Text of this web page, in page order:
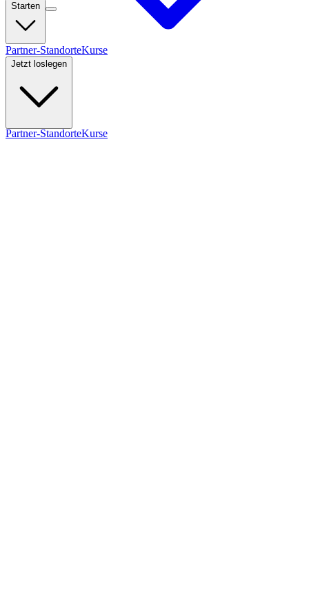
Starten
Partner-StandorteKurse
Jetzt loslegen
Partner-StandorteKurse